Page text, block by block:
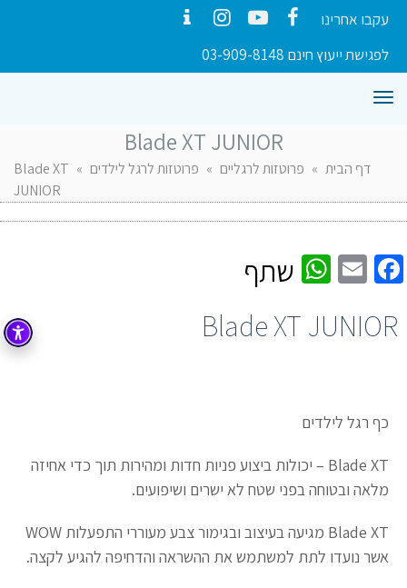
עקבו אחרינו
לפגישת ייעוץ חינם 03-909-8148
תפריט
Blade XT JUNIOR
דף הבית » פרוטזות לרגליים » פרוטזות לרגל לילדים »
Blade XT
JUNIOR
Facebook
Email
WhatsApp
שתף
Blade XT JUNIOR
כף רגל לילדים
Blade XT – יכולות ביצוע פניות חדות ומהירות תוך כדי אחיזה
מלאה ובטוחה בפני שטח לא ישרים ושיפועים.
Blade XT מגיעה בעיצוב ובגימור צבע מעוררי התפעלות WOW
אשר נועדו לתת למשתמש את ההשראה והדחיפה להגיע לקצה.